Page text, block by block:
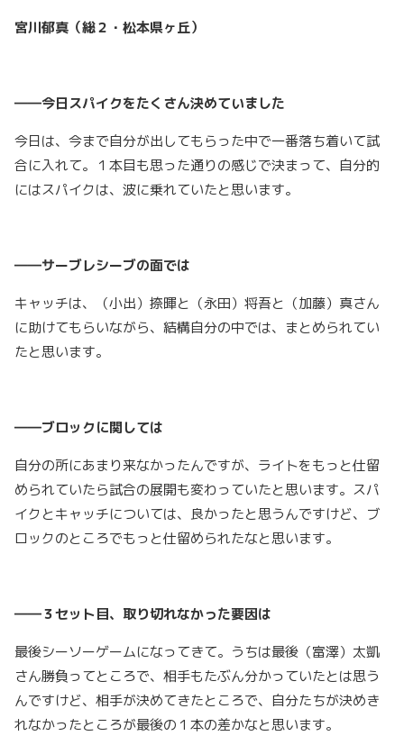
宮川郁真（総２・松本県ヶ丘）
――今日スパイクをたくさん決めていました
今日は、今まで自分が出してもらった中で一番落ち着いて試
合に入れて。１本目も思った通りの感じで決まって、自分的
にはスパイクは、波に乗れていたと思います。
――サーブレシーブの面では
キャッチは、（小出）捺暉と（永田）将吾と（加藤）真さん
に助けてもらいながら、結構自分の中では、まとめられてい
たと思います。
――ブロックに関しては
自分の所にあまり来なかったんですが、ライトをもっと仕留
められていたら試合の展開も変わっていたと思います。スパ
イクとキャッチについては、良かったと思うんですけど、ブ
ロックのところでもっと仕留められたなと思います。
――３セット目、取り切れなかった要因は
最後シーソーゲームになってきて。うちは最後（富澤）太凱
さん勝負ってところで、相手もたぶん分かっていたとは思う
んですけど、相手が決めてきたところで、自分たちが決めき
れなかったところが最後の１本の差かなと思います。